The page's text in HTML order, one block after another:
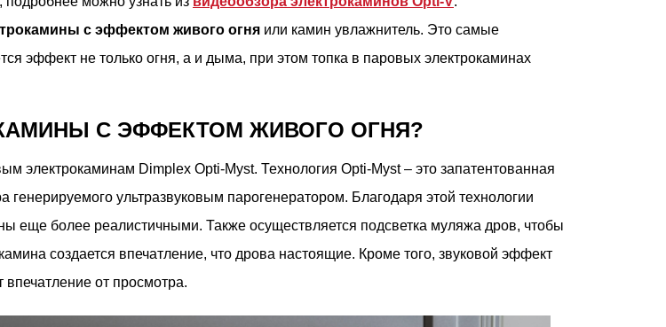
с эффектом живого огня или камин увлажнитель. Это самые
эффект не только огня, а и дыма, при этом топка в паровых электрокаминах
С ЭФФЕКТОМ ЖИВОГО ОГНЯ?
электрокаминам Dimplex Opti-Myst. Технология Opti-Myst – это запатентованная
генерируемого ультразвуковым парогенератором. Благодаря этой технологии
еще более реалистичными. Также осуществляется подсветка муляжа дров, чтобы
создается впечатление, что дрова настоящие. Кроме того, звуковой эффект
впечатление от просмотра.